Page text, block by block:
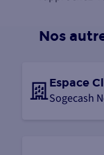
Nos
Espace
Sogecash